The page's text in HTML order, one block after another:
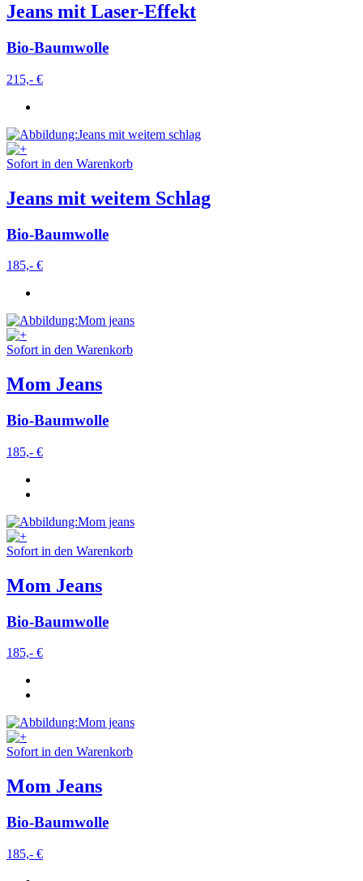
Jeans mit Laser-Effekt
Bio-Baumwolle
215,- €
Sofort in den Warenkorb
Jeans mit weitem Schlag
Bio-Baumwolle
185,- €
Sofort in den Warenkorb
Mom Jeans
Bio-Baumwolle
185,- €
Sofort in den Warenkorb
Mom Jeans
Bio-Baumwolle
185,- €
Sofort in den Warenkorb
Mom Jeans
Bio-Baumwolle
185,- €